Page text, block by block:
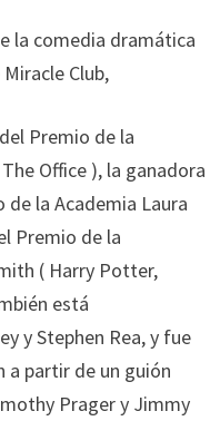
la comedia dramática
Club,
Premio de la
Office ), la ganadora
la Academia Laura
Premio de la
( Harry Potter,
está
y Stephen Rea, y fue
a partir de un guión
Prager y Jimmy